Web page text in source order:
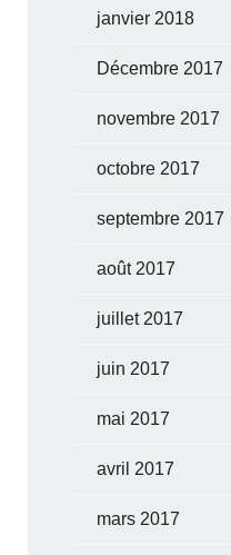
janvier 2018
Décembre 2017
novembre 2017
octobre 2017
septembre 2017
août 2017
juillet 2017
juin 2017
mai 2017
avril 2017
mars 2017